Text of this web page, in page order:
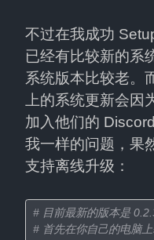
不过在我成功
已经有比较新的系
系统版本比较老。
上的系统更新会
加入他们的
我一样的问题，果
支持离线升级：
# 目前最新的版本是
# 首先在你自己的电脑